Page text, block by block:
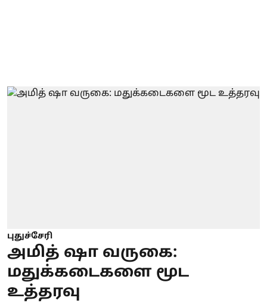
புதுச்சேரி
அமித் ஷா வருகை:
மதுக்கடைகளை மூட
உத்தரவு